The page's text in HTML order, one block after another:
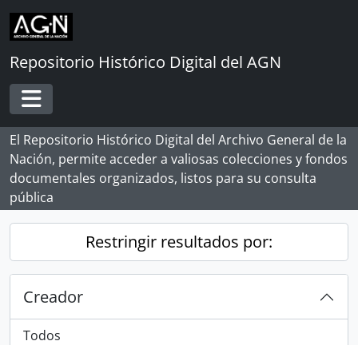
Skip to main content
Repositorio Histórico Digital del AGN
Toggle navigation
El Repositorio Histórico Digital del Archivo General de la
Nación, permite acceder a valiosas colecciones y fondos
documentales organizados, listos para su consulta
pública
Restringir resultados por:
Creador
Todos